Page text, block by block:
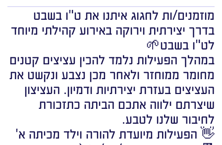
מוזמנים/ות לחגוג איתנו את ט"ו בשבט
בדרך יצירתית וירוקה באירוע קהילתי מיוחד
לט"ו בשבט🌱
במהלך הפעילות נלמד להכין עציצים קטנים
מחומר ממוחזר ולאחר מכן נצבע ונקשט את
העציצים בעזרת יצירתיות ודמיון. העציצון
שיצרתם ילווה אתכם הביתה כתזכורת
לחיבור שלנו לטבע.
👋 הפעילות מיועדת להורה וילד מכיתה א'